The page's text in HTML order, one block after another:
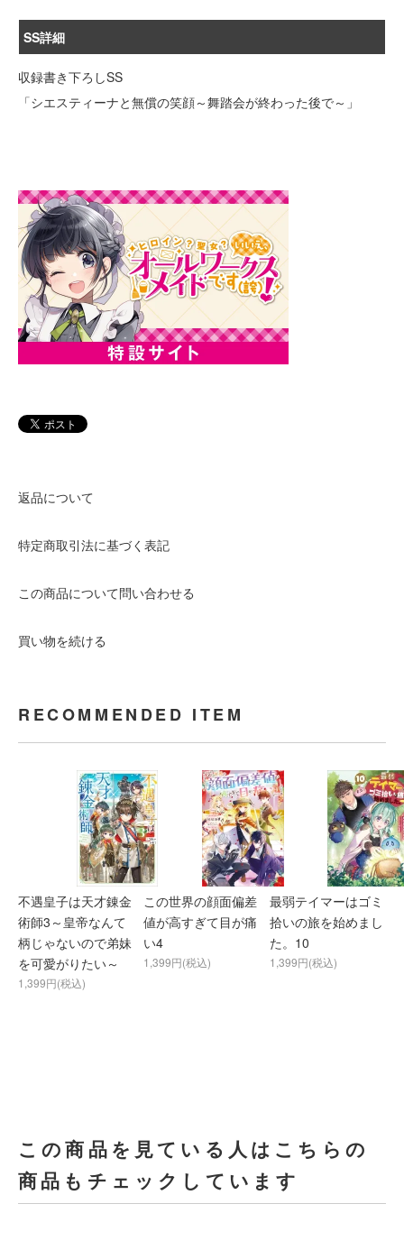
SS詳細
収録書き下ろしSS
「シエスティーナと無償の笑顔～舞踏会が終わった後で～」
返品について
特定商取引法に基づく表記
この商品について問い合わせる
買い物を続ける
RECOMMENDED ITEM
不遇皇子は天才錬金
術師3～皇帝なんて
柄じゃないので弟妹
を可愛がりたい～
1,399円(税込)
この世界の顔面偏差
値が高すぎて目が痛
い4
1,399円(税込)
最弱テイマーはゴミ
拾いの旅を始めまし
た。10
1,399円(税込)
この商品を見ている人はこちらの
商品もチェックしています